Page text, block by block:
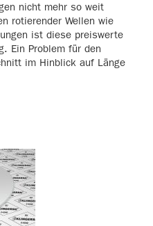
nicht mehr so weit
rotierender Wellen wie
ist diese preiswerte
Ein Problem für den
im Hinblick auf Länge